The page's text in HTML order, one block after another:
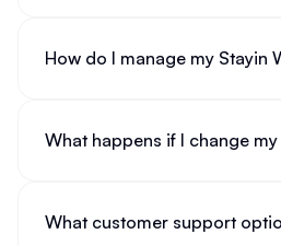
How do I manage my Stayin
What happens if I change
What customer support